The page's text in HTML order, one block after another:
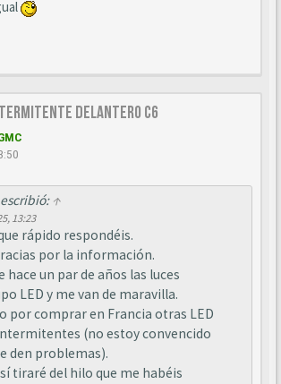
DELANTERO C6
↑
13:23
rápido respondéis.
por la información.
hace un par de años las luces
LED y me van de maravilla.
por comprar en Francia otras LED
(no estoy convencido
den problemas).
tiraré del hilo que me habéis